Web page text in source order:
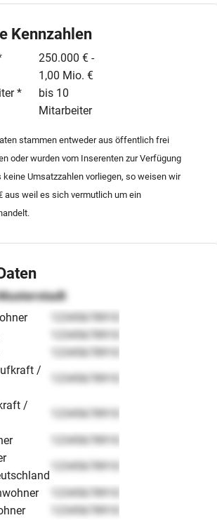
inklusive neuer Epoxidharz-
Betriebsfahrzeuge enthalten.
bietet eine ideale Gelegenheit für
die ein rentables
möchten. Der bisherige Inhaber
Einarbeitung zu, um eine
in Nordrhein-Westfalen zu
Kennzahlen
250.000 € -
1,00 Mio. €
*
bis 10
Mitarbeiter
stammen entweder aus öffentlich frei
oder wurden vom Inserenten zur Verfügung
Umsatzzahlen vorliegen, so weisen wir
aus weil es sich vermutlich um ein
12345678910
12345678910
12345678910
/
12345678910
/
12345678910
12345678910
12345678910
12345678910
12345678910